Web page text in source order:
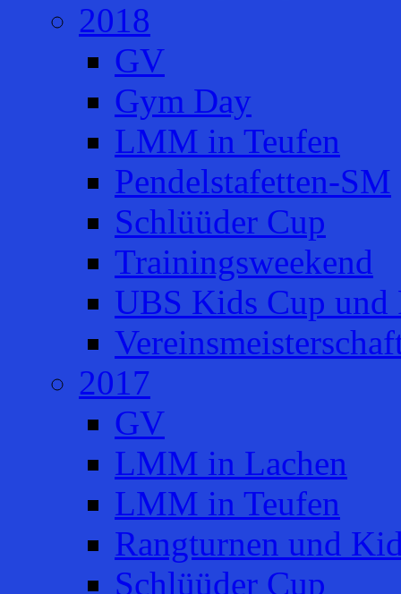
2018
GV
Gym Day
LMM in Teufen
Pendelstafetten-SM
Schlüüder Cup
Trainingsweekend
UBS Kids Cup und
2017
GV
LMM in Lachen
LMM in Teufen
Rangturnen und
Schlüüder Cup